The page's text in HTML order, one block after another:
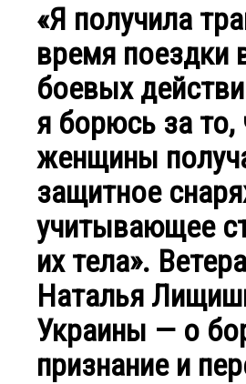
«Я получила
время поездки
боевых
я борюсь за то,
женщины
защитное
учитывающее
их тела».
Наталья
Украины — о
признание и